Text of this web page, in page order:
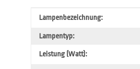
Produkteigenschaft
Wert
Lampenbezeichnung:
Lampentyp:
Leistung (Watt):